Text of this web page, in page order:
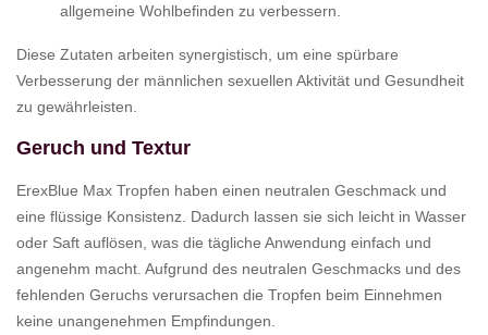
allgemeine Wohlbefinden zu verbessern.
Diese Zutaten arbeiten synergistisch, um eine spürbare
Verbesserung der männlichen sexuellen Aktivität und Gesundheit
zu gewährleisten.
Geruch und Textur
ErexBlue Max Tropfen haben einen neutralen Geschmack und
eine flüssige Konsistenz. Dadurch lassen sie sich leicht in Wasser
oder Saft auflösen, was die tägliche Anwendung einfach und
angenehm macht. Aufgrund des neutralen Geschmacks und des
fehlenden Geruchs verursachen die Tropfen beim Einnehmen
keine unangenehmen Empfindungen.